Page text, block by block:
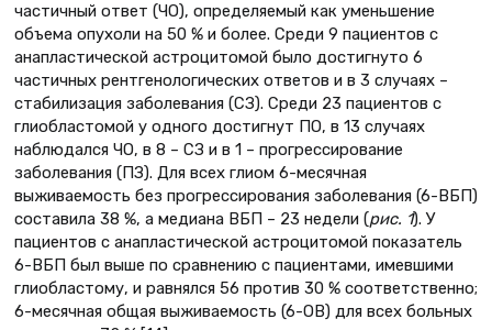
частичный ответ (ЧО), определяемый как уменьшение
объема опухоли на 50 % и более. Среди 9 пациентов с
анапластической астроцитомой было достигнуто 6
частичных рентгенологических ответов и в 3 случаях –
стабилизация заболевания (СЗ). Среди 23 пациентов с
глиобластомой у одного достигнут ПО, в 13 случаях
наблюдался ЧО, в 8 – СЗ и в 1 – прогрессирование
заболевания (ПЗ). Для всех глиом 6-месячная
выживаемость без прогрессирования заболевания (6-ВБП)
составила 38 %, а медиана ВБП – 23 недели (рис. 1). У
пациентов с анапластической астроцитомой показатель
6-ВБП был выше по сравнению с пациентами, имевшими
глиобластому, и равнялся 56 против 30 % соответственно;
6-месячная общая выживаемость (6-OВ) для всех больных